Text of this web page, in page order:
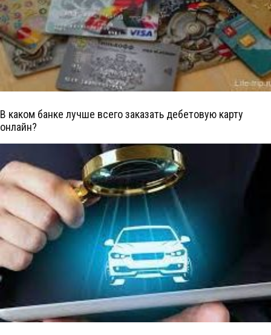
В каком банке лучше всего заказать дебетовую карту
онлайн?